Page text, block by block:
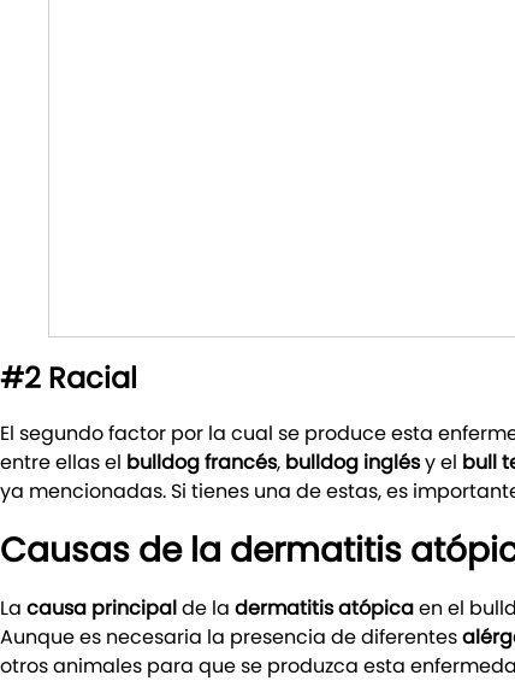
#2 Racial
El segundo factor por la cual se produce esta
entre ellas el bulldog francés, bulldog inglésy el bull
ya mencionadas. Si tienes una de estas, es
Causas de la dermatitis
La causa principalde la dermatitis atópicaen el
Aunque es necesaria la presencia de diferentes
otros animales para que se produzca esta